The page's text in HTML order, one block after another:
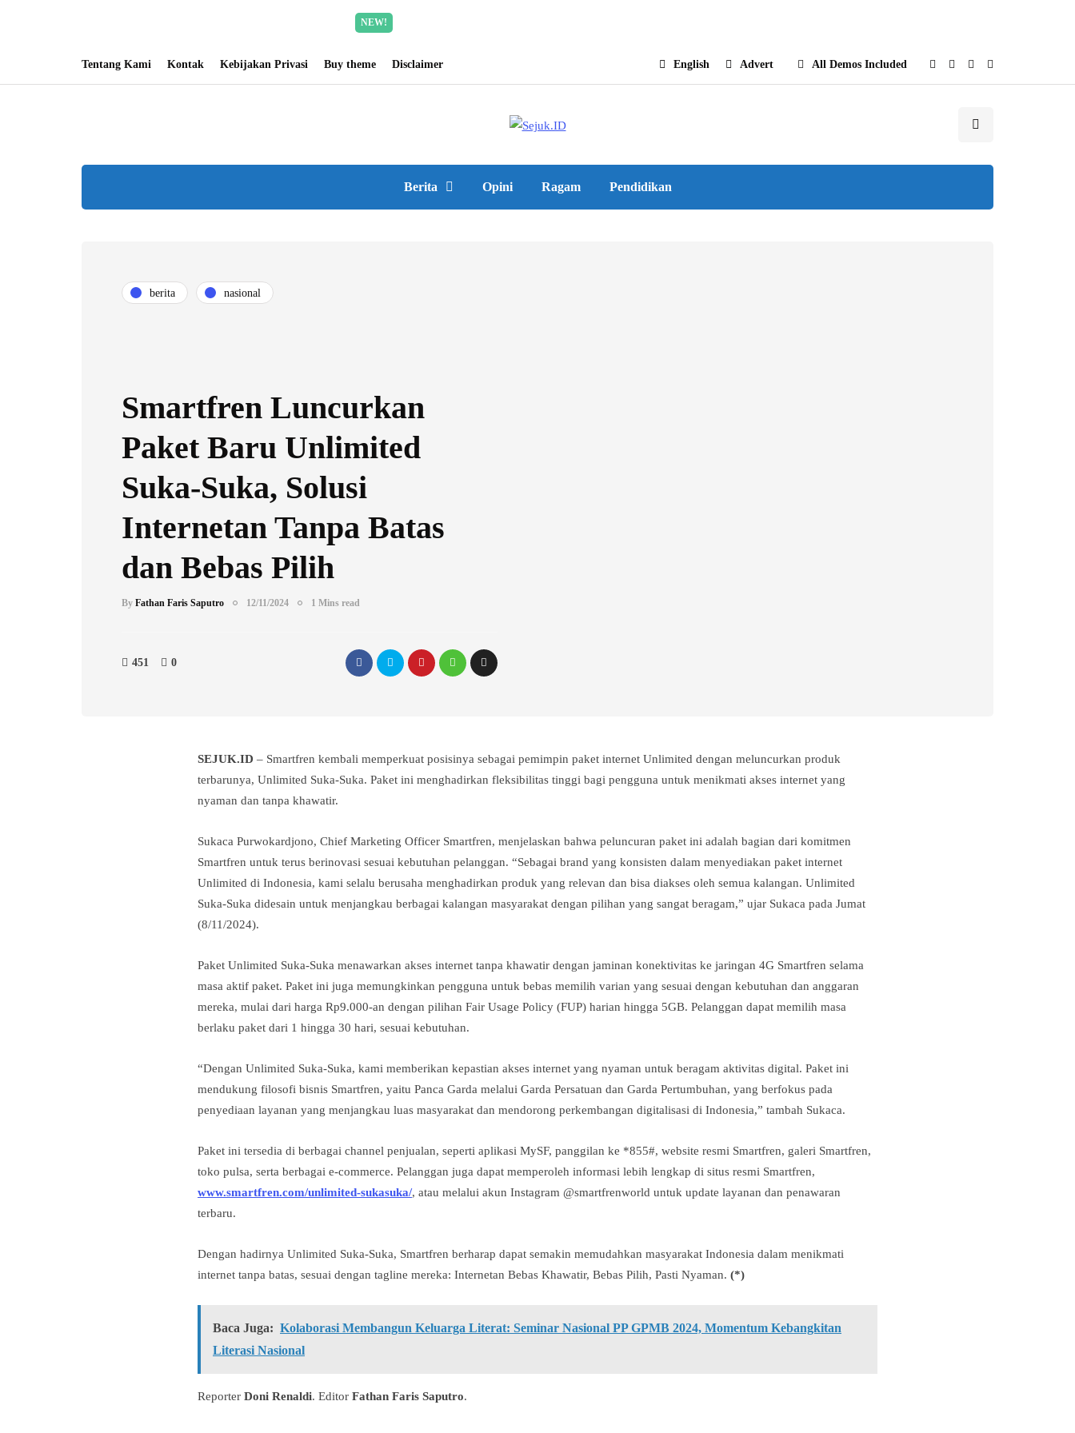
NEW!
Tentang Kami Kontak Kebijakan Privasi Buy theme Disclaimer Advert
English All Demos Included
Berita Opini Ragam Pendidikan
berita nasional
Smartfren Luncurkan
Paket Baru Unlimited
Suka-Suka, Solusi
Internetan Tanpa Batas
dan Bebas Pilih
By Fathan Faris Saputro 12/11/2024 1 Mins read
451 0
SEJUK.ID – Smartfren kembali memperkuat posisinya sebagai pemimpin paket internet Unlimited dengan meluncurkan produk
terbarunya, Unlimited Suka-Suka. Paket ini menghadirkan fleksibilitas tinggi bagi pengguna untuk menikmati akses internet yang
nyaman dan tanpa khawatir.
Sukaca Purwokardjono, Chief Marketing Officer Smartfren, menjelaskan bahwa peluncuran paket ini adalah bagian dari komitmen
Smartfren untuk terus berinovasi sesuai kebutuhan pelanggan. “Sebagai brand yang konsisten dalam menyediakan paket internet
Unlimited di Indonesia, kami selalu berusaha menghadirkan produk yang relevan dan bisa diakses oleh semua kalangan. Unlimited
Suka-Suka didesain untuk menjangkau berbagai kalangan masyarakat dengan pilihan yang sangat beragam,” ujar Sukaca pada Jumat
(8/11/2024).
Paket Unlimited Suka-Suka menawarkan akses internet tanpa khawatir dengan jaminan konektivitas ke jaringan 4G Smartfren selama
masa aktif paket. Paket ini juga memungkinkan pengguna untuk bebas memilih varian yang sesuai dengan kebutuhan dan anggaran
mereka, mulai dari harga Rp9.000-an dengan pilihan Fair Usage Policy (FUP) harian hingga 5GB. Pelanggan dapat memilih masa
berlaku paket dari 1 hingga 30 hari, sesuai kebutuhan.
“Dengan Unlimited Suka-Suka, kami memberikan kepastian akses internet yang nyaman untuk beragam aktivitas digital. Paket ini
mendukung filosofi bisnis Smartfren, yaitu Panca Garda melalui Garda Persatuan dan Garda Pertumbuhan, yang berfokus pada
penyediaan layanan yang menjangkau luas masyarakat dan mendorong perkembangan digitalisasi di Indonesia,” tambah Sukaca.
Paket ini tersedia di berbagai channel penjualan, seperti aplikasi MySF, panggilan ke *855#, website resmi Smartfren, galeri Smartfren,
toko pulsa, serta berbagai e-commerce. Pelanggan juga dapat memperoleh informasi lebih lengkap di situs resmi Smartfren,
www.smartfren.com/unlimited-sukasuka/, atau melalui akun Instagram @smartfrenworld untuk update layanan dan penawaran
terbaru.
Dengan hadirnya Unlimited Suka-Suka, Smartfren berharap dapat semakin memudahkan masyarakat Indonesia dalam menikmati
internet tanpa batas, sesuai dengan tagline mereka: Internetan Bebas Khawatir, Bebas Pilih, Pasti Nyaman. (*)
Baca Juga: Kolaborasi Membangun Keluarga Literat: Seminar Nasional PP GPMB 2024, Momentum Kebangkitan
Literasi Nasional
Reporter Doni Renaldi. Editor Fathan Faris Saputro.